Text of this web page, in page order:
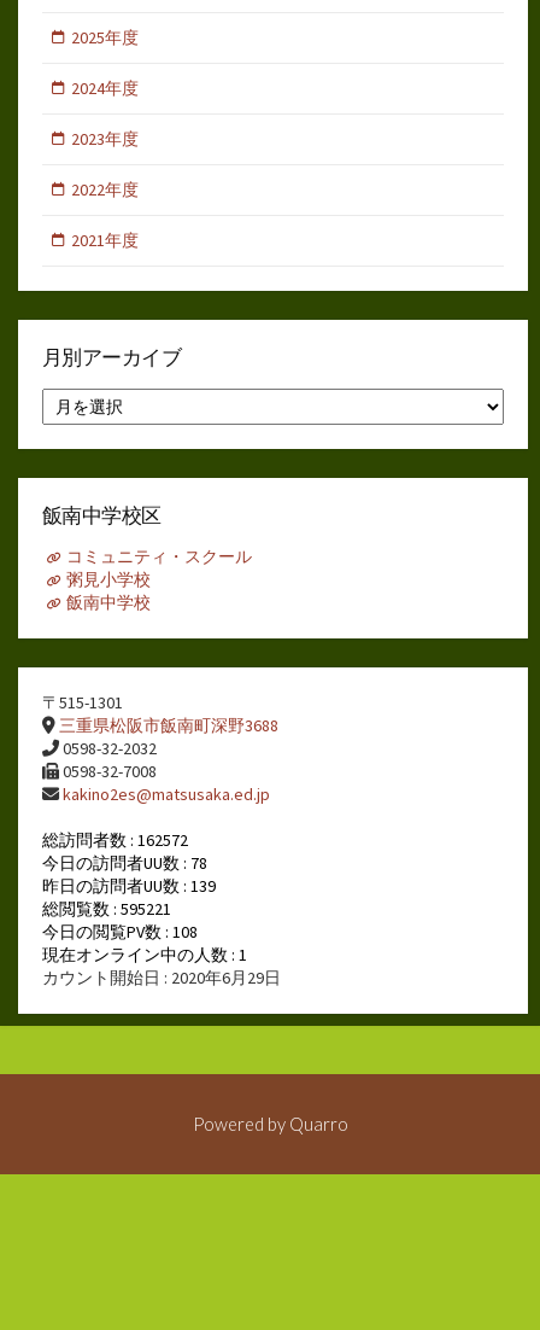
2025年度
2024年度
2023年度
2022年度
2021年度
月別アーカイブ
別
ア
イ
飯南中学校区
コミュニティ・スクール
粥見小学校
飯南中学校
〒515-1301
三重県松阪市飯南町深野3688
0598-32-2032
0598-32-7008
kakino2es@matsusaka.ed.jp
総訪問者数 : 162572
今日の訪問者UU数 : 78
昨日の訪問者UU数 : 139
総閲覧数 : 595221
今日の閲覧PV数 : 108
現在オンライン中の人数 : 1
カウント開始日 : 2020年6月29日
Powered by Quarro